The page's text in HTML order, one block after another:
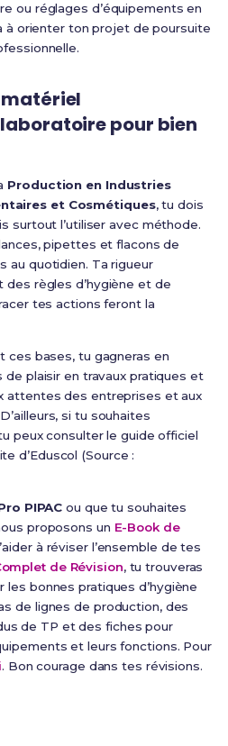
ou réglages d’équipements en
à orienter ton projet de poursuite
matériel
pour bien
Production en Industries
et Cosmétiques, tu dois
surtout l’utiliser avec méthode.
pipettes et flacons de
au quotidien. Ta rigueur
des règles d’hygiène et de
tes actions feront la
ces bases, tu gagneras en
de plaisir en travaux pratiques et
attentes des entreprises et aux
si tu souhaites
peux consulter le guide officiel
d’Eduscol (Source :
PIPAC ou que tu souhaites
proposons un E-Book de
à réviser l’ensemble de tes
de Révision, tu trouveras
bonnes pratiques d’hygiène
de lignes de production, des
de TP et des fiches pour
et leurs fonctions. Pour
. Bon courage dans tes révisions.